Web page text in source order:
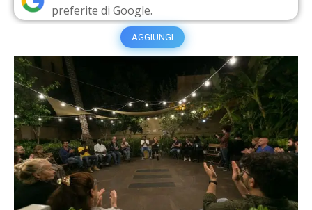
preferite di Google.
AGGIUNGI